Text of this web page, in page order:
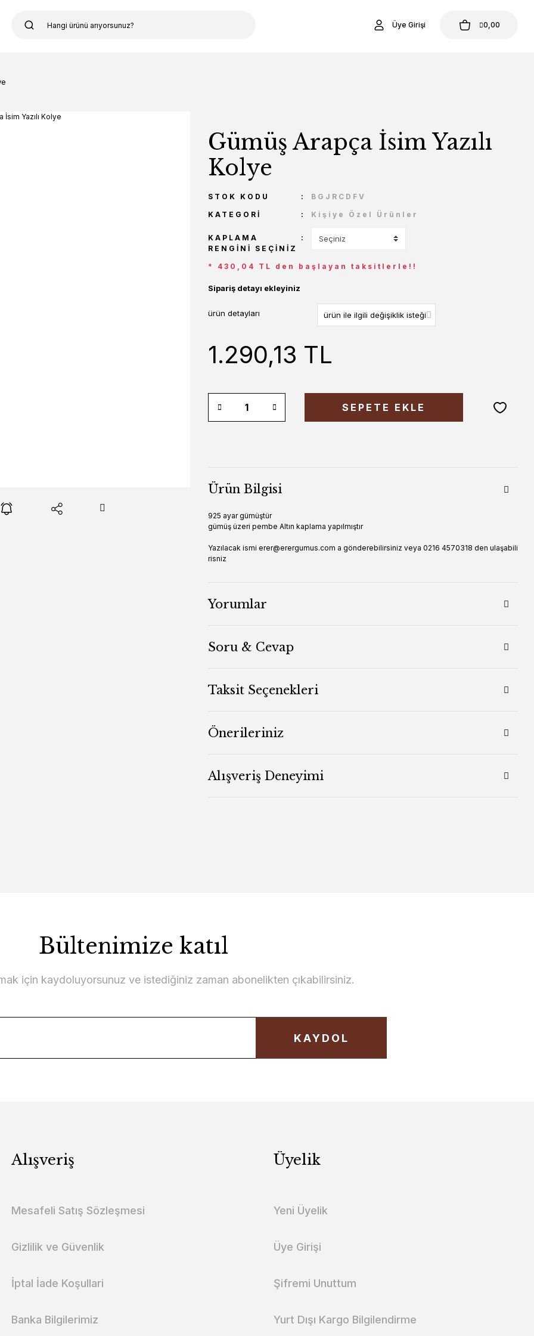
Üye Girişi 0,00
Gümüş Arapça İsim Yazılı
Kolye
STOK KODU
BGJRCDFV
KATEGORI
Kişiye Özel Ürünler
KAPLAMA
RENGINI SEÇINIZ
* 430,04 TL den başlayan taksitlerle!!
Sipariş detayı ekleyiniz
ürün detayları
1.290,13 TL
SEPETE EKLE
Ürün Bilgisi
925 ayar gümüştür
gümüş üzeri pembe Altın kaplama yapılmıştır
Yazılacak ismi erer@erergumus.com a gönderebilirsiniz veya 0216 4570318 den ulaşabili
risniz
Yorumlar
Soru & Cevap
Taksit Seçenekleri
Önerileriniz
Alışveriş Deneyimi
Bültenimize katıl
için kaydoluyorsunuz ve istediğiniz zaman abonelikten çıkabilirsiniz.
KAYDOL
Alışveriş
Mesafeli Satış Sözleşmesi
Gizlilik ve Güvenlik
İptal İade Koşullari
Banka Bilgilerimiz
Üyelik
Yeni Üyelik
Üye Girişi
Şifremi Unuttum
Yurt Dışı Kargo Bilgilendirme